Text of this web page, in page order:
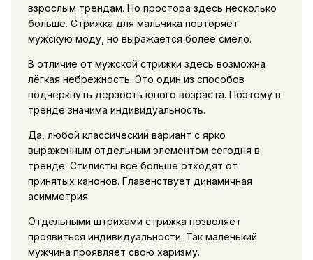
взрослым трендам. Но простора здесь несколько
больше. Стрижка для мальчика повторяет
мужскую моду, но выражается более смело.
В отличие от мужской стрижки здесь возможна
лёгкая небрежность. Это один из способов
подчеркнуть дерзость юного возраста. Поэтому в
тренде значима индивидуальность.
Да, любой классический вариант с ярко
выраженным отдельным элементом сегодня в
тренде. Стилисты всё больше отходят от
принятых канонов. Главенствует динамичная
асимметрия.
Отдельными штрихами стрижка позволяет
проявиться индивидуальности. Так маленький
мужчина проявляет свою харизму.